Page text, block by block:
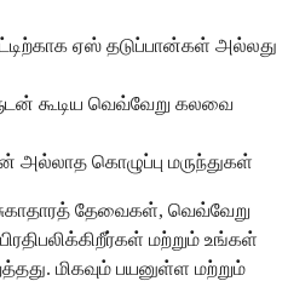
ஏஸ் தடுப்பான்கள் அல்லது
கூடிய வெவ்வேறு கலவை
அல்லாத கொழுப்பு மருந்துகள்
சுகாதாரத் தேவைகள், வெவ்வேறு
மற்றும் உங்கள்
மிகவும் பயனுள்ள மற்றும்